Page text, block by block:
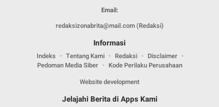
Email:
redaksizonabrita@mail.com (Redaksi)
Informasi
Indeks Tentang Kami Redaksi
Disclaimer
Pedoman Media Siber
Kode Perilaku Perusahaan
Website development
Jelajahi Berita di Apps Kami